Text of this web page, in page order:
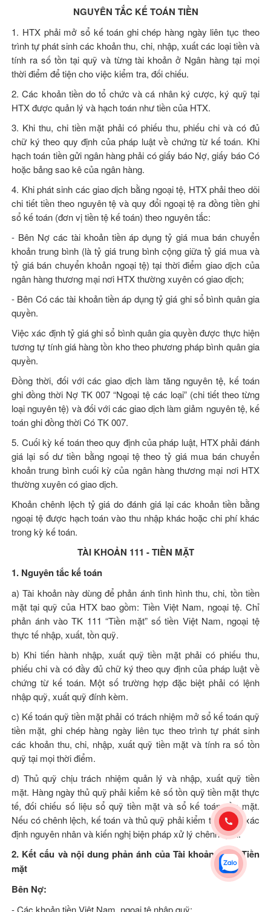
NGUYÊN TẮC KẾ TOÁN TIỀN
1. HTX phải mở sổ kế toán ghi chép hàng ngày liên tục theo
trình tự phát sinh các khoản thu, chi, nhập, xuất các loại tiền và
tính ra số tồn tại quỹ và từng tài khoản ở Ngân hàng tại mọi
thời điểm để tiện cho việc kiểm tra, đối chiếu.
2. Các khoản tiền do tổ chức và cá nhân ký cược, ký quỹ tại
HTX được quản lý và hạch toán như tiền của HTX.
3. Khi thu, chi tiền mặt phải có phiếu thu, phiếu chi và có đủ
chữ ký theo quy định của pháp luật về chứng từ kế toán. Khi
hạch toán tiền gửi ngân hàng phải có giấy báo Nợ, giấy báo Có
hoặc bảng sao kê của ngân hàng.
4. Khi phát sinh các giao dịch bằng ngoại tệ, HTX phải theo dõi
chi tiết tiền theo nguyên tệ và quy đổi ngoại tệ ra đồng tiền ghi
sổ kế toán (đơn vị tiền tệ kế toán) theo nguyên tắc:
- Bên Nợ các tài khoản tiền áp dụng tỷ giá mua bán chuyển
khoản trung bình (là tỷ giá trung bình cộng giữa tỷ giá mua và
tỷ giá bán chuyển khoản ngoại tệ) tại thời điểm giao dịch của
ngân hàng thương mại nơi HTX thường xuyên có giao dịch;
- Bên Có các tài khoản tiền áp dụng tỷ giá ghi sổ bình quân gia
quyền.
Việc xác định tỷ giá ghi sổ bình quân gia quyền được thực hiện
tương tự tính giá hàng tồn kho theo phương pháp bình quân gia
quyền.
Đồng thời, đối với các giao dịch làm tăng nguyên tệ, kế toán
ghi đồng thời Nợ TK 007 “Ngoại tệ các loại” (chi tiết theo từng
loại nguyên tệ) và đối với các giao dịch làm giảm nguyên tệ, kế
toán ghi đồng thời Có TK 007.
5. Cuối kỳ kế toán theo quy định của pháp luật, HTX phải đánh
giá lại số dư tiền bằng ngoại tệ theo tỷ giá mua bán chuyển
khoản trung bình cuối kỳ của ngân hàng thương mại nơi HTX
thường xuyên có giao dịch.
Khoản chênh lệch tỷ giá do đánh giá lại các khoản tiền bằng
ngoại tệ được hạch toán vào thu nhập khác hoặc chi phí khác
trong kỳ kế toán.
TÀI KHOẢN 111 - TIỀN MẶT
1. Nguyên tắc kế toán
a) Tài khoản này dùng để phản ánh tình hình thu, chi, tồn tiền
mặt tại quỹ của HTX bao gồm: Tiền Việt Nam, ngoại tệ. Chỉ
phản ánh vào TK 111 “Tiền mặt” số tiền Việt Nam, ngoại tệ
thực tế nhập, xuất, tồn quỹ.
b) Khi tiến hành nhập, xuất quỹ tiền mặt phải có phiếu thu,
phiếu chi và có đầy đủ chữ ký theo quy định của pháp luật về
chứng từ kế toán. Một số trường hợp đặc biệt phải có lệnh
nhập quỹ, xuất quỹ đính kèm.
c) Kế toán quỹ tiền mặt phải có trách nhiệm mở sổ kế toán quỹ
tiền mặt, ghi chép hàng ngày liên tục theo trình tự phát sinh
các khoản thu, chi, nhập, xuất quỹ tiền mặt và tính ra số tồn
quỹ tại mọi thời điểm.
d) Thủ quỹ chịu trách nhiệm quản lý và nhập, xuất quỹ tiền
mặt. Hàng ngày thủ quỹ phải kiểm kê số tồn quỹ tiền mặt thực
tế, đối chiếu số liệu sổ quỹ tiền mặt và sổ kế toán tiền mặt.
Nếu có chênh lệch, kế toán và thủ quỹ phải kiểm tra lại để xác
định nguyên nhân và kiến nghị biện pháp xử lý chênh lệch.
2. Kết cấu và nội dung phản ánh của Tài khoản 111 - Tiền
mặt
Bên Nợ: